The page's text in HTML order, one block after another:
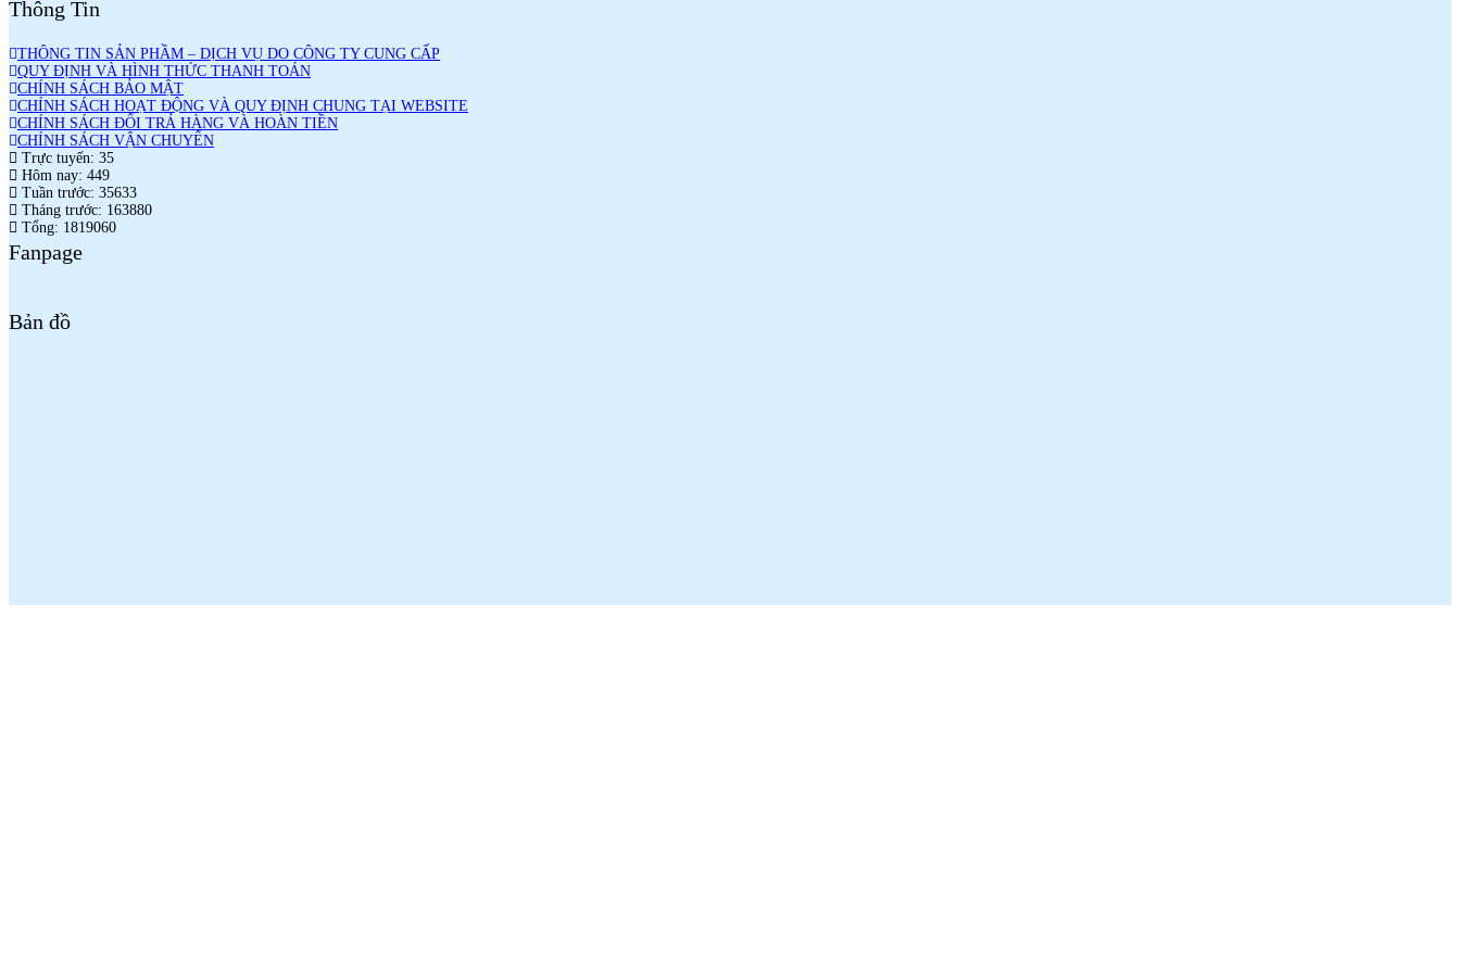
Thông Tin
THÔNG TIN SẢN PHẦM – DỊCH VỤ DO CÔNG TY CUNG CẤP
QUY ĐỊNH VÀ HÌNH THỨC THANH TOÁN
CHÍNH SÁCH BẢO MẬT
CHÍNH SÁCH HOẠT ĐỘNG VÀ QUY ĐỊNH CHUNG TẠI WEBSITE
CHÍNH SÁCH ĐỔI TRẢ HÀNG VÀ HOÀN TIỀN
CHÍNH SÁCH VẬN CHUYỂN
Trực tuyến: 35
Hôm nay: 449
Tuần trước: 35633
Tháng trước: 163880
Tổng: 1819060
Fanpage
Bản đồ